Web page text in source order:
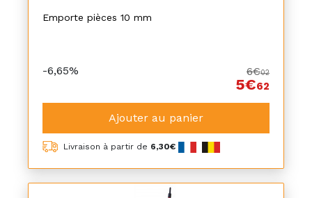
Emporte pièces 10 mm
-6,65% 6€02
5€62
Ajouter au panier
Livraison à partir de 6,30€